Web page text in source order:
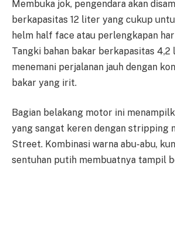
Membuka jok, pengendara akan
berkapasitas 12 liter yang cukup
helm half face atau perlengkapan
Tangki bahan bakar berkapasitas 4,2
menemani perjalanan jauh dengan
bakar yang irit.
Bagian belakang motor ini
yang sangat keren dengan stripping
Street. Kombinasi warna abu-abu,
sentuhan putih membuatnya tampil